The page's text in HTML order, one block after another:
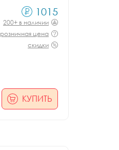
1015
200+ в наличии
розничная цена
скидки
КУПИТЬ